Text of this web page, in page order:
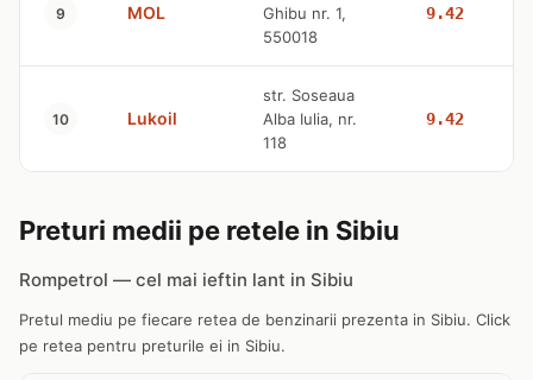
9 MOL
Ghibu nr. 1,
550018
9.42
10 Lukoil
str. Soseaua
Alba Iulia, nr.
118
9.42
Preturi medii pe retele in Sibiu
Rompetrol — cel mai ieftin lant in Sibiu
Pretul mediu pe fiecare retea de benzinarii prezenta in Sibiu. Click
pe retea pentru preturile ei in Sibiu.